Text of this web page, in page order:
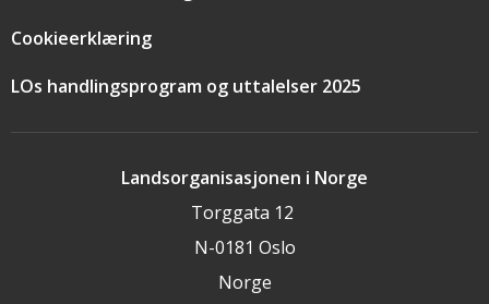
Landsorganisasjonen i Norge
Torggata 12
N-0181 Oslo
Norge
Cookieerklæring
LOs handlingsprogram og uttalelser 2025